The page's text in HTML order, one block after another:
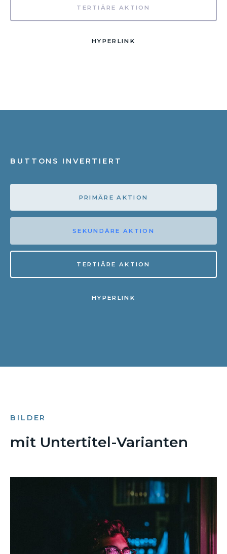
TERTIÄRE AKTION
HYPERLINK
BUTTONS INVERTIERT
PRIMÄRE AKTION
SEKUNDÄRE AKTION
TERTIÄRE AKTION
HYPERLINK
BILDER
mit Untertitel-Varianten